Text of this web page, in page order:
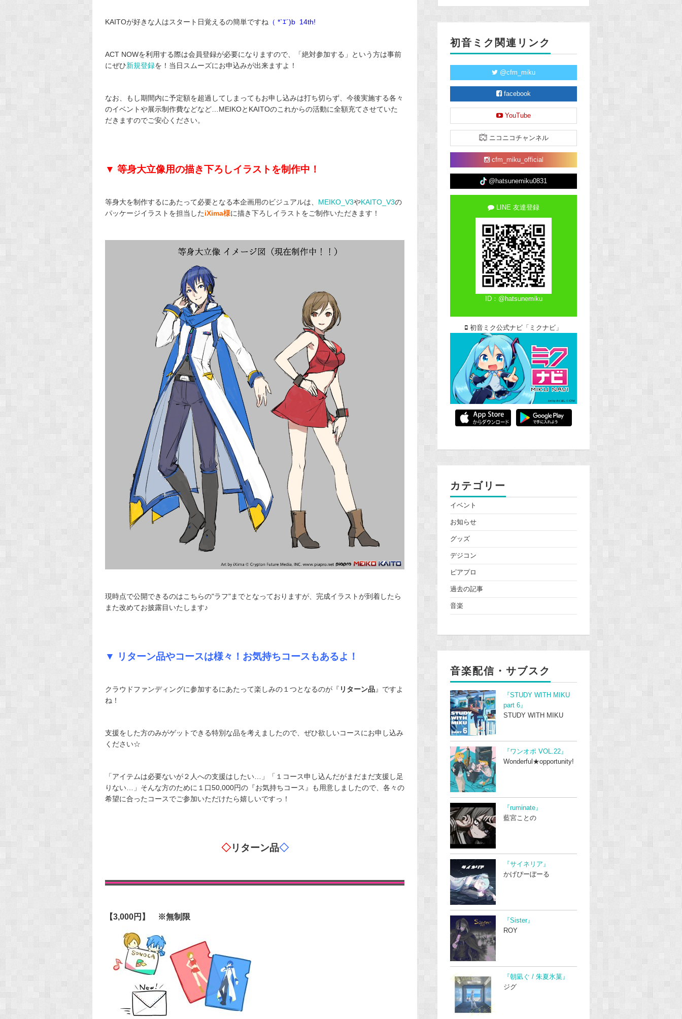
KAITOが好きな人はスタート日覚えるの簡単ですね （ *`ｴ´)b 14th!
ACT NOWを利用する際は会員登録が必要になりますので、「絶対参加する」という方は事前
にぜひ新規登録を！当日スムーズにお申込みが出来ますよ！
なお、もし期間内に予定額を超過してしまってもお申し込みは打ち切らず、今後実施する各々
のイベントや展示制作費などなど…MEIKOとKAITOのこれからの活動に全額充てさせていた
だきますのでご安心ください。
▼ 等身大立像用の描き下ろしイラストを制作中！
等身大を制作するにあたって必要となる本企画用のビジュアルは、 MEIKO_V3やKAITO_V3の
パッケージイラストを担当したiXima様に描き下ろしイラストをご制作いただきます！
現時点で公開できるのはこちらの"ラフ"までとなっておりますが、完成イラストが到着したら
また改めてお披露目いたします♪
▼ リターン品やコースは様々！お気持ちコースもあるよ！
クラウドファンディングに参加するにあたって楽しみの１つとなるのが『 リターン品』ですよ
ね！
支援をした方のみがゲットできる特別な品を考えましたので、ぜひ欲しいコースにお申し込み
ください☆
「アイテムは必要ないが２人への支援はしたい…」「１コース申し込んだがまだまだ支援し足
りない…」そんな方のために１口50,000円の『お気持ちコース』も用意しましたので、各々の
希望に合ったコースでご参加いただけたら嬉しいですっ！
◇リターン品◇
【3,000円】 ※無制限
初音ミク関連リンク
@cfm_miku
facebook
YouTube
ニコニコチャンネル
cfm_miku_official
@hatsunemiku0831
LINE 友達登録
ID：@hatsunemiku
初音ミク公式ナビ「ミクナビ」
カテゴリー
イベント
お知らせ
グッズ
デジコン
ピアプロ
過去の記事
音楽
音楽配信・サブスク
『STUDY WITH MIKU
part 6』
STUDY WITH MIKU
『ワンオポ VOL.22』
Wonderful★opportunity!
『ruminate』
藍宮ことの
『サイネリア』
かげぴーぼーる
『Sister』
ROY
『朝凪ぐ / 朱夏氷菓』
ジグ